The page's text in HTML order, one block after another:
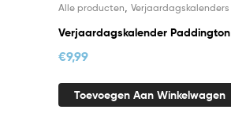
Alle producten Verjaardagskalenders
Verjaardagskalender Paddington
€9,99
Toevoegen Aan Winkelwagen